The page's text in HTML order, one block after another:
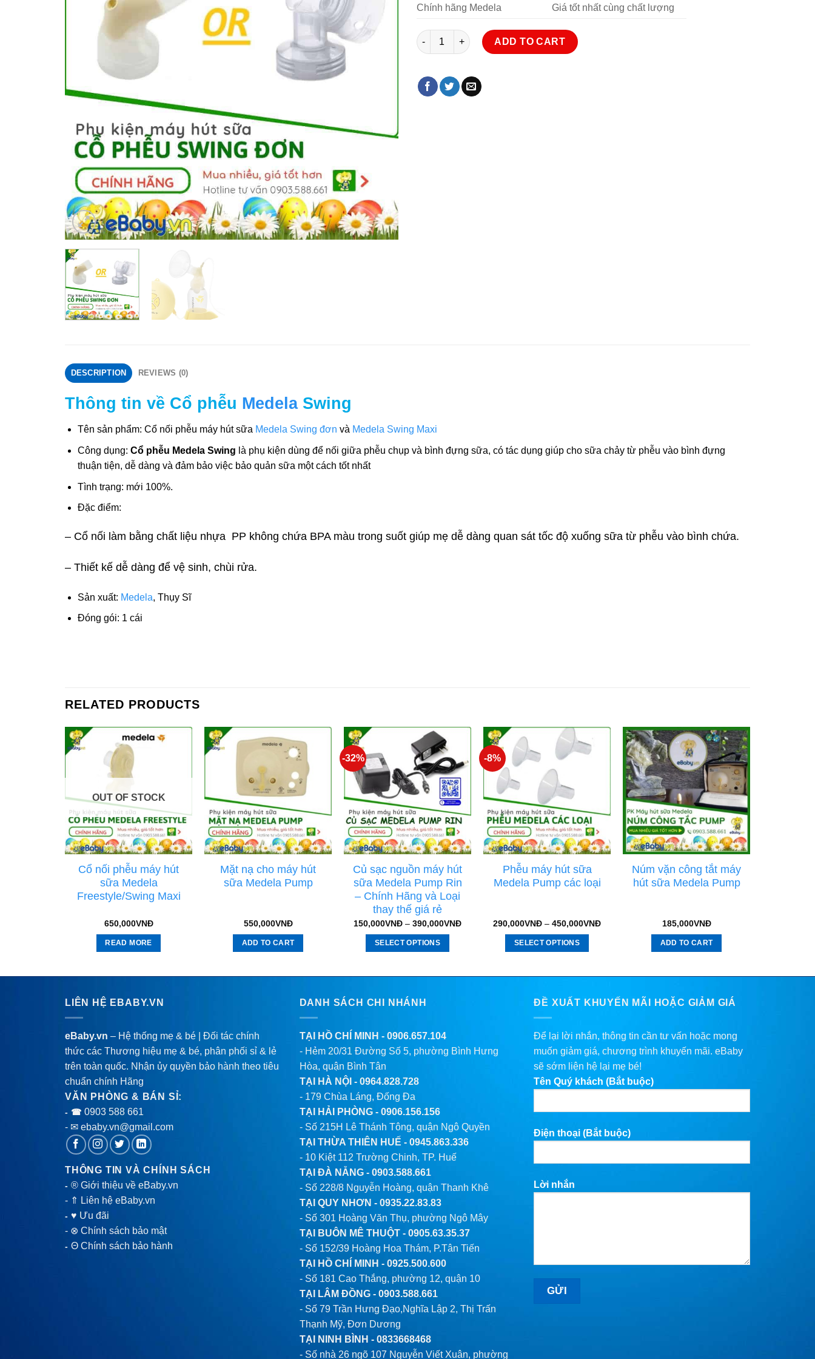
Chính hãng Medela Giá tốt nhất cùng chất lượng
Cổ phễu Medela Swing quantity
ADD TO CART
DESCRIPTION REVIEWS (0)
Thông tin về Cổ phễu MedelaSwing
Tên sản phẩm: Cổ nối phễu máy hút sữa Medela Swing đơn và Medela Swing Maxi
Công dụng: Cổ phễu Medela Swing là phụ kiện dùng để nối giữa phễu chụp và bình đựng sữa, có tác dụng giúp cho sữa chảy từ phễu vào bình đựng
thuận tiện, dễ dàng và đảm bảo việc bảo quản sữa một cách tốt nhất
Tình trạng: mới 100%.
Đặc điểm:
– Cổ nối làm bằng chất liệu nhựa PP không chứa BPA màu trong suốt giúp mẹ dễ dàng quan sát tốc độ xuống sữa từ phễu vào bình chứa.
– Thiết kế dễ dàng để vệ sinh, chùi rửa.
Sản xuất: Medela, Thụy Sĩ
Đóng gói: 1 cái
RELATED PRODUCTS
OUT OF STOCK
Cổ nối phễu máy hút
sữa Medela
Freestyle/Swing Maxi
650,000VNĐ
READ MORE
Mặt nạ cho máy hút
sữa Medela Pump
550,000VNĐ
ADD TO CART
-32%
Củ sạc nguồn máy hút
sữa Medela Pump Rin
– Chính Hãng và Loại
thay thế giá rẻ
150,000VNĐ – 390,000VNĐ
SELECT OPTIONS
-8%
Phễu máy hút sữa
Medela Pump các loại
290,000VNĐ – 450,000VNĐ
SELECT OPTIONS
Núm vặn công tắt máy
hút sữa Medela Pump
185,000VNĐ
ADD TO CART
LIÊN HỆ EBABY.VN
eBaby.vn – Hệ thống mẹ & bé | Đối tác chính
thức các Thương hiệu mẹ & bé, phân phối sỉ & lẻ
trên toàn quốc. Nhận ủy quyền bảo hành theo tiêu
chuẩn chính Hãng
VĂN PHÒNG & BÁN SỈ:
- ☎ 0903 588 661
- ✉ ebaby.vn@gmail.com
THÔNG TIN VÀ CHÍNH SÁCH
-® Giới thiệu về eBaby.vn
- ⇑ Liên hệ eBaby.vn
-♥ Ưu đãi
- ⊗ Chính sách bảo mật
-Θ Chính sách bảo hành
DANH SÁCH CHI NHÁNH
TẠI HỒ CHÍ MINH - 0906.657.104
- Hẻm 20/31 Đường Số 5, phường Bình Hưng
Hòa, quận Bình Tân
TẠI HÀ NỘI - 0964.828.728
- 179 Chùa Láng, Đống Đa
TẠI HẢI PHÒNG - 0906.156.156
- Số 215H Lê Thánh Tông, quận Ngô Quyền
TẠI THỪA THIÊN HUẾ - 0945.863.336
- 10 Kiệt 112 Trường Chinh, TP. Huế
TẠI ĐÀ NẴNG - 0903.588.661
- Số 228/8 Nguyễn Hoàng, quận Thanh Khê
TẠI QUY NHƠN - 0935.22.83.83
- Số 301 Hoàng Văn Thụ, phường Ngô Mây
TẠI BUÔN MÊ THUỘT - 0905.63.35.37
- Số 152/39 Hoàng Hoa Thám, P.Tân Tiến
TẠI HỒ CHÍ MINH - 0925.500.600
- Số 181 Cao Thắng, phường 12, quận 10
TẠI LÂM ĐỒNG - 0903.588.661
- Số 79 Trần Hưng Đạo,Nghĩa Lập 2, Thị Trấn
Thạnh Mỹ, Đơn Dương
TẠI NINH BÌNH - 0833668468
- Số nhà 26 ngõ 107 Nguyễn Viết Xuân, phường
ĐỀ XUẤT KHUYẾN MÃI HOẶC GIẢM GIÁ
Để lại lời nhắn, thông tin cần tư vấn hoặc mong
muốn giảm giá, chương trình khuyến mãi. eBaby
sẽ sớm liện hệ lại mẹ bé!
Tên Quý khách (Bắt buộc)
Điện thoại (Bắt buộc)
Lời nhắn